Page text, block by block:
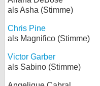
als Asha (Stimme)
Chris Pine
als Magnifico (Stimme)
Victor Garber
als Sabino (Stimme)